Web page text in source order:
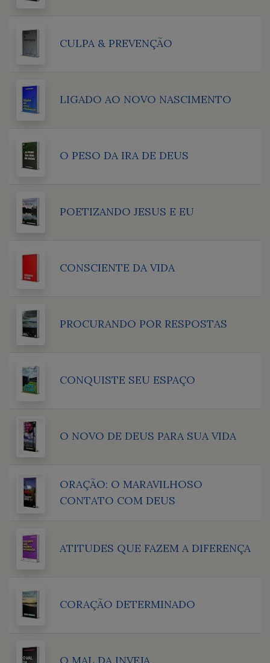
CULPA & PREVENÇÃO
LIGADO AO NOVO NASCIMENTO
O PESO DA IRA DE DEUS
POETIZANDO JESUS E EU
CONSCIENTE DA VIDA
PROCURANDO POR RESPOSTAS
CONQUISTE SEU ESPAÇO
O NOVO DE DEUS PARA SUA VIDA
ORAÇÃO: O MARAVILHOSO
CONTATO COM DEUS
ATITUDES QUE FAZEM A DIFERENÇA
CORAÇÃO DETERMINADO
O MAL DA INVEJA